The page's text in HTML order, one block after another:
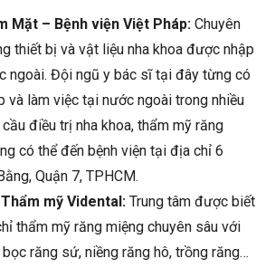
Mặt – Bệnh viện Việt Pháp: Chuyên
thiết bị và vật liệu nha khoa được nhập
ngoài. Đội ngũ y bác sĩ tại đây từng có
và làm việc tại nước ngoài trong nhiều
điều trị nha khoa, thẩm mỹ răng
có thể đến bệnh viện tại địa chỉ 6
Quận 7, TPHCM.
mỹ Vidental: Trung tâm được biết
thẩm mỹ răng miệng chuyên sâu với
răng sứ, niềng răng hô, trồng răng…